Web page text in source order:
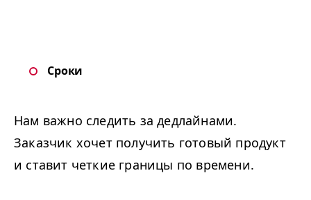
Сроки
Нам важно следить за дедлайнами.
Заказчик хочет получить готовый продукт
и ставит четкие границы по времени.